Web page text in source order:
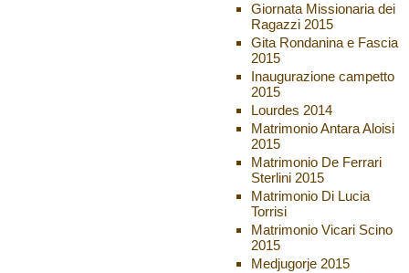
Giornata Missionaria dei
Ragazzi 2015
Gita Rondanina e Fascia
2015
Inaugurazione campetto
2015
Lourdes 2014
Matrimonio Antara Aloisi
2015
Matrimonio De Ferrari
Sterlini 2015
Matrimonio Di Lucia
Torrisi
Matrimonio Vicari Scino
2015
Medjugorje 2015